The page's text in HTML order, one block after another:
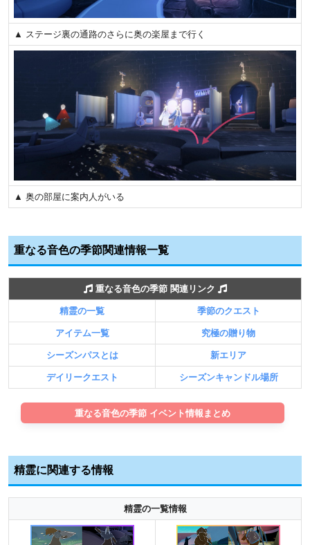
▲ ステージ裏の通路のさらに奥の楽屋まで行く
▲ 奥の部屋に案内人がいる
重なる音色の季節関連情報一覧
重なる音色の季節 関連リンク
精霊の一覧 季節のクエスト
アイテム一覧 究極の贈り物
シーズンパスとは 新エリア
デイリークエスト シーズンキャンドル場所
重なる音色の季節 イベント情報まとめ
精霊に関連する情報
精霊の一覧情報